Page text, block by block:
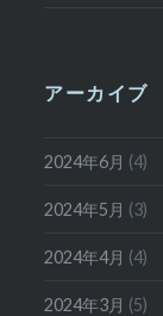
アーカイブ
2024年6月 (4)
2024年5月 (3)
2024年4月 (4)
2024年3月 (5)